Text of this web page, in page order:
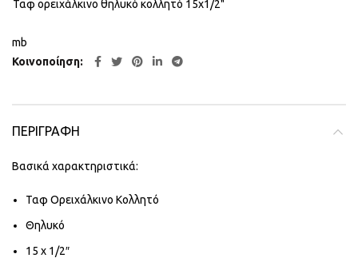
Ταφ ορειχάλκινο θηλυκό κολλητό 15x1/2"
mb
Κοινοποίηση
ΠΕΡΙΓΡΑΦΉ
Βασικά χαρακτηριστικά:
Ταφ Ορειχάλκινο Κολλητό
Θηλυκό
15 x 1/2″